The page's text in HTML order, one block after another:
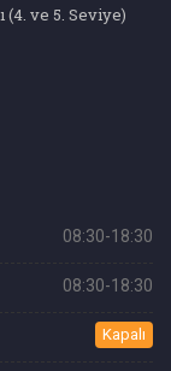
(4. ve 5. Seviye)
08:30-18:30
08:30-18:30
Kapalı